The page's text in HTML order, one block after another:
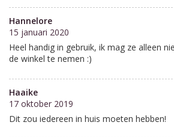
Hannelore
15 januari 2020
Heel handig in gebruik, ik mag ze alleen
de winkel te nemen :)
Haaike
17 oktober 2019
Dit zou iedereen in huis moeten hebben!